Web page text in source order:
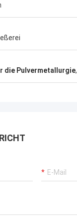
die Pulvermetallurgie,